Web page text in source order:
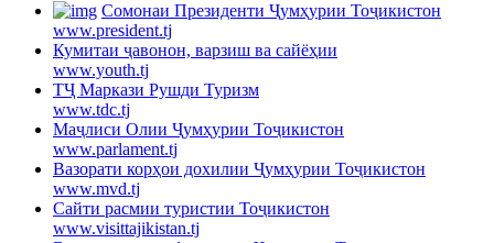
Cомонаи Президенти Ҷумҳурии Тоҷикистон
www.president.tj
Кумитаи ҷавонон, варзиш ва сайёҳии
www.youth.tj
ТҶ Маркази Рушди Туризм
www.tdc.tj
Маҷлиси Олии Ҷумҳурии Тоҷикистон
www.parlament.tj
Вазорати корҳои дохилии Ҷумҳурии Тоҷикистон
www.mvd.tj
Сайти расмии туристии Тоҷикистон
www.visittajikistan.tj